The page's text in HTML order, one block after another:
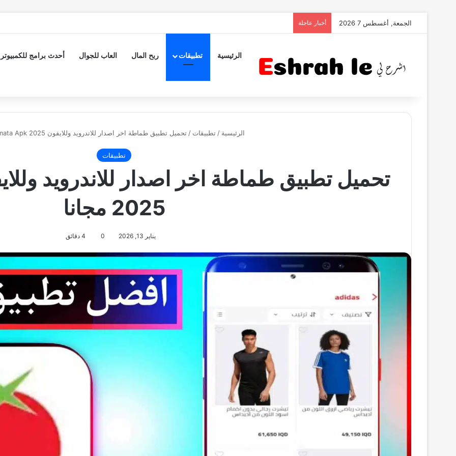
الجمعة, أغسطس 7 2026 أخبار عاجلة
الرئيسية تطبيقات ربح المال العاب للجوال أحدث برامج للكمبيوتر
الرئيسية / تطبيقات / تحميل تطبيق طماطة اخر اصدار للاندرويد وللايفون Tamata Apk 2025 مجانا
تطبيقات
2025 مجانا
يناير 13, 2026 0